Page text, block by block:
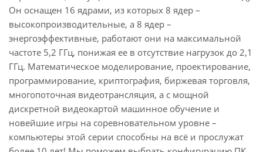
Он оснащен 16 ядрами, из которых 8 ядер –
высокопроизводительные, а 8 ядер –
энергоэффективные, работают они на максимальной
частоте 5,2 ГГц, понижая ее в отсутствие нагрузок до 2,1
ГГц. Математическое моделирование, проектирование,
программирование, криптография, биржевая торговля,
многопоточная видеотрансляция, а с мощной
дискретной видеокартой машинное обучение и
новейшие игры на соревновательном уровне –
компьютеры этой серии способны на всё и прослужат